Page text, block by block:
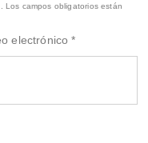
Los campos obligatorios están
electrónico*